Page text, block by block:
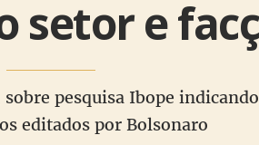
setor e
pesquisa Ibope
editados por Bolsonaro